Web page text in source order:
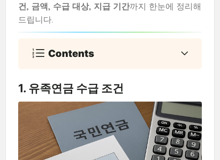
건, 금액, 수급 대상, 지급 기간까지 한눈에 정리해
드립니다.
Contents
1. 유족연금 수급 조건